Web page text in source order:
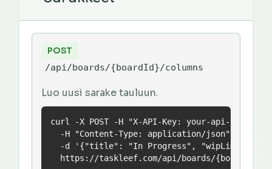
POST
/api/boards/{boardId}/columns
Luo uusi sarake tauluun.
curl -X POST -H "X-API-Key: your-api-key" \
  -H "Content-Type: application/json" \
-d '{"title": "In Progress", "wipLimit":
https://taskleef.com/api/boards/{boardId}/